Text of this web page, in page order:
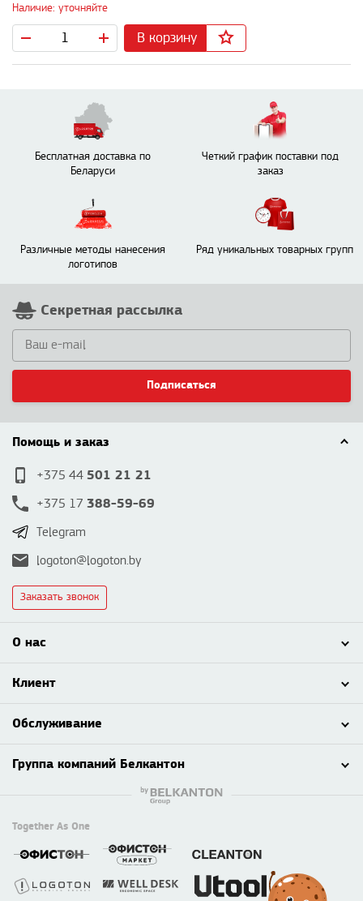
Наличие: уточняйте
В корзину
Бесплатная доставка по
Беларуси
Четкий график поставки под
заказ
Различные методы нанесения
логотипов
Ряд уникальных товарных групп
Секретная рассылка
Подписаться
Помощь и заказ
+375 44 501 21 21
+375 17 388-59-69
Telegram
logoton@logoton.by
Заказать звонок
О нас
Клиент
Обслуживание
Группа компаний Белкантон
Together As One